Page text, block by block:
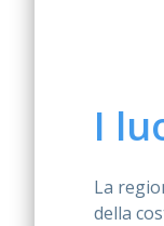
I
La
della